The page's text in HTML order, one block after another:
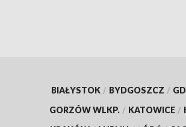
BIAŁYSTOK / BYDGOSZCZ /
GORZÓW WLKP. / KATOWICE /